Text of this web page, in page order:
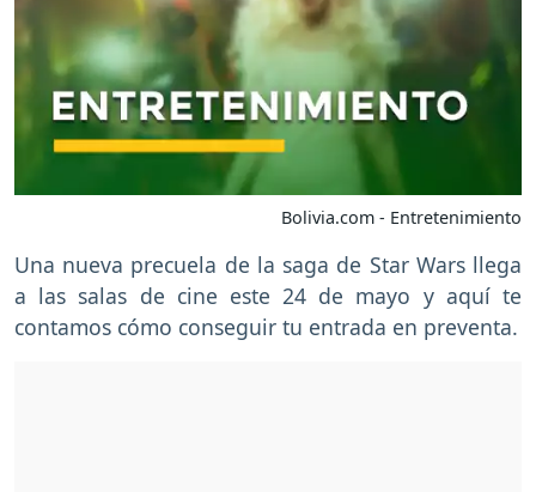
Bolivia.com - Entretenimiento
Una nueva precuela de la saga de Star Wars llega
a las salas de cine este 24 de mayo y aquí te
contamos cómo conseguir tu entrada en preventa.